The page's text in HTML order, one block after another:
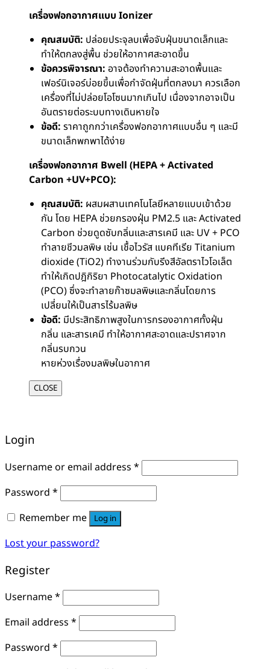
เครื่องฟอกอากาศแบบ Ionizer
คุณสมบัติ: ปล่อยประจุลบเพื่อจับฝุ่นขนาดเล็กและ
ทำให้ตกลงสู่พื้น ช่วยให้อากาศสะอาดขึ้น
ข้อควรพิจารณา: อาจต้องทำความสะอาดพื้นและ
เฟอร์นิเจอร์บ่อยขึ้นเพื่อกำจัดฝุ่นที่ตกลงมา ควรเลือก
เครื่องที่ไม่ปล่อยโอโซนมากเกินไป เนื่องจากอาจเป็น
อันตรายต่อระบบทางเดินหายใจ
ข้อดี: ราคาถูกกว่าเครื่องฟอกอากาศแบบอื่น ๆ และมี
ขนาดเล็กพกพาได้ง่าย
เครื่องฟอกอากาศ Bwell (HEPA + Activated
Carbon +UV+PCO):
คุณสมบัติ: ผสมผสานเทคโนโลยีหลายแบบเข้าด้วย
กัน โดย HEPA ช่วยกรองฝุ่น PM2.5 และ Activated
Carbon ช่วยดูดซับกลิ่นและสารเคมี และ UV + PCO
ทำลายชีวมลพิษ เช่น เชื้อไวรัส แบคทีเรีย Titanium
dioxide (TiO2) ทำงานร่วมกับรีงสีอัลตราไวโอเล็ต
ทำให้เกิดปฎิกิริยา Photocatalytic Oxidation
(PCO) ซึ่งจะทำลายก๊าซมลพิษและกลิ่นโดยการ
เปลี่ยนให้เป็นสารไร้มลพิษ
ข้อดี: มีประสิทธิภาพสูงในการกรองอากาศทั้งฝุ่น
กลิ่น และสารเคมี ทำให้อากาศสะอาดและปราศจาก
กลิ่นรบกวน
หายห่วงเรื่องมลพิษในอากาศ
CLOSE
Login
Username or email address *
Password *
Remember me
Log in
Lost your password?
Register
Username*
Email address *
Password *